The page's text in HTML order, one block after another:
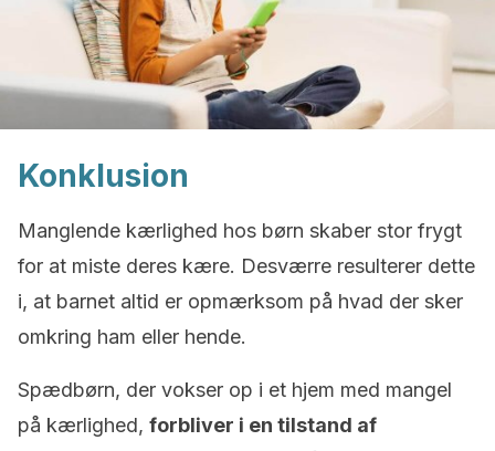
Konklusion
Manglende kærlighed hos børn skaber stor frygt
for at miste deres kære. Desværre resulterer dette
i, at barnet altid er opmærksom på hvad der sker
omkring ham eller hende.
Spædbørn, der vokser op i et hjem med mangel
på kærlighed, forbliver i en tilstand af